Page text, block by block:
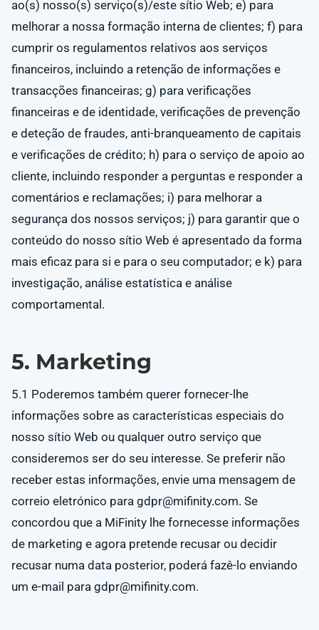
ao(s) nosso(s) serviço(s)/este sítio Web; e) para
melhorar a nossa formação interna de clientes; f) para
cumprir os regulamentos relativos aos serviços
financeiros, incluindo a retenção de informações e
transacções financeiras; g) para verificações
financeiras e de identidade, verificações de prevenção
e deteção de fraudes, anti-branqueamento de capitais
e verificações de crédito; h) para o serviço de apoio ao
cliente, incluindo responder a perguntas e responder a
comentários e reclamações; i) para melhorar a
segurança dos nossos serviços; j) para garantir que o
conteúdo do nosso sítio Web é apresentado da forma
mais eficaz para si e para o seu computador; e k) para
investigação, análise estatística e análise
comportamental.
5. Marketing
5.1 Poderemos também querer fornecer-lhe
informações sobre as características especiais do
nosso sítio Web ou qualquer outro serviço que
consideremos ser do seu interesse. Se preferir não
receber estas informações, envie uma mensagem de
correio eletrónico para gdpr@mifinity.com. Se
concordou que a MiFinity lhe fornecesse informações
de marketing e agora pretende recusar ou decidir
recusar numa data posterior, poderá fazê-lo enviando
um e-mail para gdpr@mifinity.com.